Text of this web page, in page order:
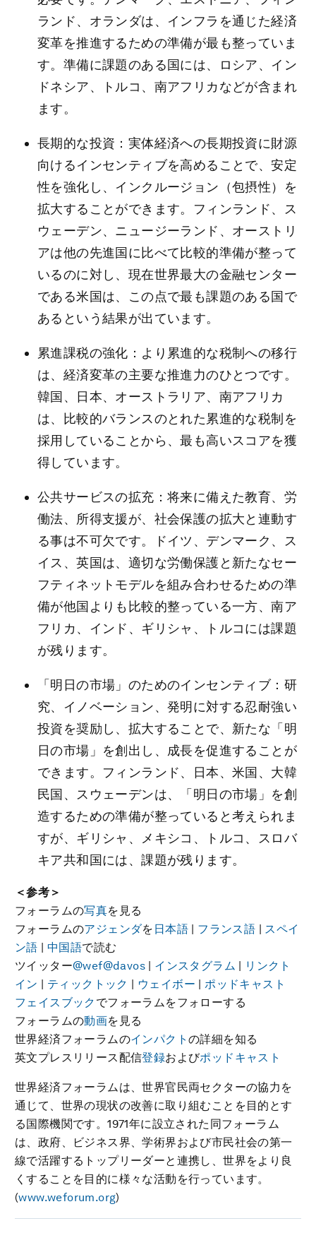
ランド、オランダは、インフラを通じた経済
変革を推進するための準備が最も整っていま
す。準備に課題のある国には、ロシア、イン
ドネシア、トルコ、南アフリカなどが含まれ
ます。
長期的な投資：実体経済への長期投資に財源
向けるインセンティブを高めることで、安定
性を強化し、インクルージョン（包摂性）を
拡大することができます。フィンランド、ス
ウェーデン、ニュージーランド、オーストリ
アは他の先進国に比べて比較的準備が整って
いるのに対し、現在世界最大の金融センター
である米国は、この点で最も課題のある国で
あるという結果が出ています。
累進課税の強化：より累進的な税制への移行
は、経済変革の主要な推進力のひとつです。
韓国、日本、オーストラリア、南アフリカ
は、比較的バランスのとれた累進的な税制を
採用していることから、最も高いスコアを獲
得しています。
公共サービスの拡充：将来に備えた教育、労
働法、所得支援が、社会保護の拡大と連動す
る事は不可欠です。ドイツ、デンマーク、ス
イス、英国は、適切な労働保護と新たなセー
フティネットモデルを組み合わせるための準
備が他国よりも比較的整っている一方、南ア
フリカ、インド、ギリシャ、トルコには課題
が残ります。
「明日の市場」のためのインセンティブ：研
究、イノベーション、発明に対する忍耐強い
投資を奨励し、拡大することで、新たな「明
日の市場」を創出し、成長を促進することが
できます。フィンランド、日本、米国、大韓
民国、スウェーデンは、「明日の市場」を創
造するための準備が整っていると考えられま
すが、ギリシャ、メキシコ、トルコ、スロバ
キア共和国には、課題が残ります。
＜参考＞
フォーラムの写真を見る
フォーラムのアジェンダを 日本語 フランス語
スペイ
ン語 |中国語で読む
ツイッター@wef@davos インスタグラム
リンクト
イン
ティックトック ウェイボー |ポッドキャスト
フェイスブック でフォーラムをフォローする
フォーラムの動画を見る
世界経済フォーラムのインパクト の詳細を知る
英文プレスリリース配信登録およびポッドキャスト
世界経済フォーラムは、世界官民両セクターの協力を
通じて、世界の現状の改善に取り組むことを目的とす
る国際機関です。1971年に設立された同フォーラム
は、政府、ビジネス界、学術界および市民社会の第一
線で活躍するトップリーダーと連携し、世界をより良
くすることを目的に様々な活動を行っています。
(www.weforum.org)